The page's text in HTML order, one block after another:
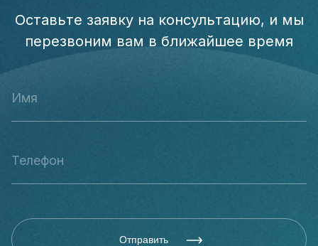
Оставьте заявку на консультацию, и мы
перезвоним вам в ближайшее время
Отправить